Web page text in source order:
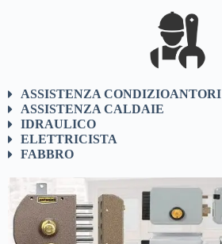
ASSISTENZA CONDIZIOANTORI
ASSISTENZA CALDAIE
IDRAULICO
ELETTRICISTA
FABBRO